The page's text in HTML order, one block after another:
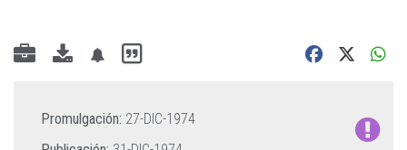
Promulgación: 27-DIC-1974